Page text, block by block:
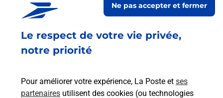
Le respect de votre vie privée,
notre priorité
Pour améliorer votre expérience, La Poste et ses
partenaires utilisent des cookies (ou technologies
Ne pas accepter et fermer
Fermeture Temporaire
LA POSTE RELAIS CHEZ ABDEL
92150 SURESNES